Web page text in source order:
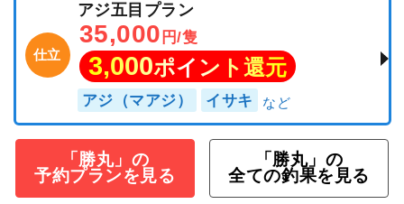
仕立
アジ五目プラン
35,000 円/隻
3,000ポイント還元
アジ（マアジ） イサキ
「勝丸」の
予約プランを見る
「勝丸」の
全ての釣果を見る